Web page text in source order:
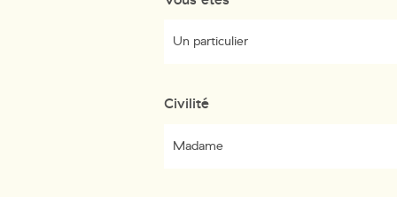
Civilité